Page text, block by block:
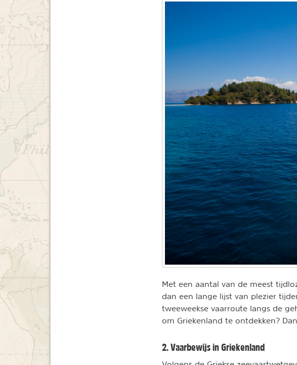
Met een aantal van de meest
dan een lange lijst van plezier
tweeweekse vaarroute langs de
om Griekenland te ontdekken?
2. Vaarbewijs in Griekenland